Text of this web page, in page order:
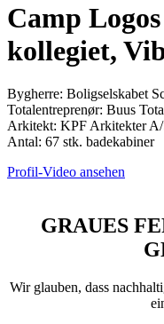
Camp
kollegiet,
Bygherre: Boligselskabet
Totalentreprenør: Buus
Arkitekt: KPF Arkitekter
Antal: 67 stk. badekabiner
Profil-Video ansehen
GRAUES
Wir glauben, dass